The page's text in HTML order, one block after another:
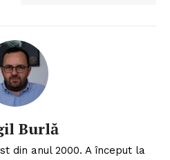
Burlă
din anul 2000. A început la